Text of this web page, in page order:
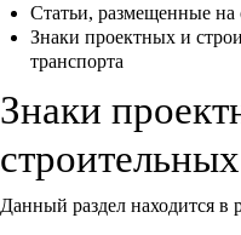
Статьи, размещенные на
Знаки проектных и
транспорта
Знаки
Данный раздел находится в